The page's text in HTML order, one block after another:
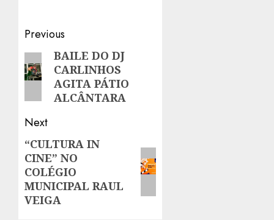
Post
navigation
Previous
Previous
post:
BAILE DO DJ
CARLINHOS
AGITA PÁTIO
ALCÂNTARA
Next
Next
post:
“CULTURA IN
CINE” NO
COLÉGIO
MUNICIPAL RAUL
VEIGA